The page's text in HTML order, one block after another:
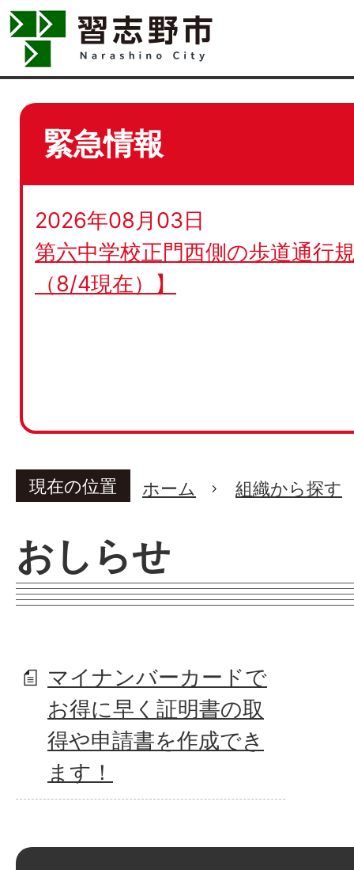
緊急情報
2026年08月03日
第六中学校正門西側の歩道通行
（8/4現在）】
現在の位置 ホーム 組織から探す
おしらせ
マイナンバーカードで
お得に早く証明書の取
得や申請書を作成でき
ます！